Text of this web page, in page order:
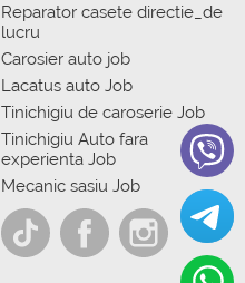
Reparator casete directie_de
lucru
Carosier auto job
Lacatus auto Job
Tinichigiu de caroserie Job
Tinichigiu Auto fara
experienta Job
Mecanic sasiu Job